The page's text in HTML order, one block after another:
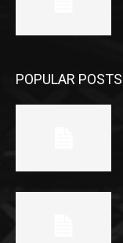
POPULAR POSTS